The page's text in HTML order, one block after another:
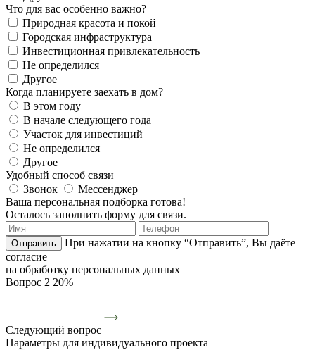
Что для вас особенно важно?
Природная красота и покой
Городская инфраструктура
Инвестиционная привлекательность
Не определился
Другое
Когда планируете заехать в дом?
В этом году
В начале следующего года
Участок для инвестиций
Не определился
Другое
Удобный способ связи
Звонок
Мессенджер
Ваша персональная подборка готова!
Осталось заполнить форму для связи.
Отправить
При нажатии на кнопку “Отправить”, Вы даёте
согласие
на обработку персональных данных
Вопрос 2 20%
Следующий вопрос
Параметры для индивидуального проекта